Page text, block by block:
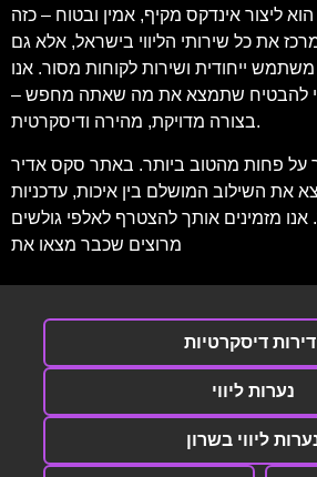
הוא ליצור אינדקס מקיף, אמין ובטוח – כזה
את כל שירותי הליווי בישראל, אלא גם
משתמש ייחודית ושירות לקוחות מסור. אנו
להבטיח שתמצא את מה שאתה מחפש –
בצורה מדויקת, מהירה ודיסקרטית.
פחות מהטוב ביותר. באתר סקס אדיר
את השילוב המושלם בין איכות, עדכניות
אנו מזמינים אותך להצטרף לאלפי גולשים
מרוצים שכבר מצאו את
דירות דיסקרטיות
נערות ליווי
ליווי בשרון